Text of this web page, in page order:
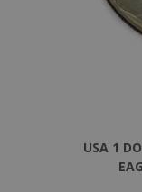
USA 1